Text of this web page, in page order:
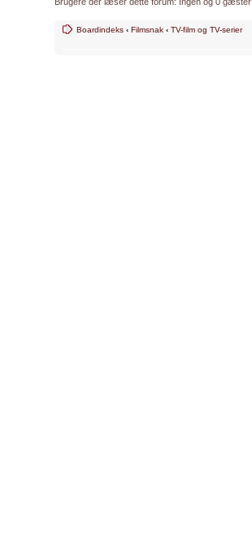
Boardindeks ‹ Filmsnak ‹ TV-film og TV-serier